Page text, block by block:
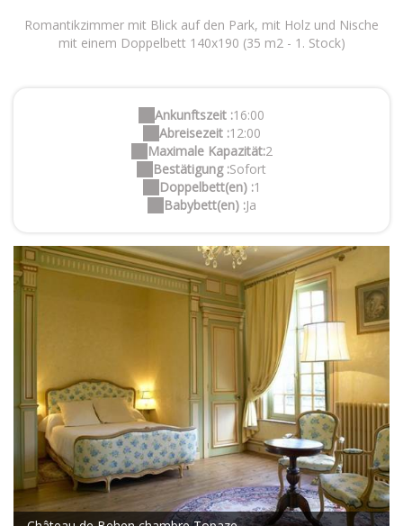
Romantikzimmer mit Blick auf den Park, mit Holz und Nische
mit einem Doppelbett 140x190 (35 m2 - 1. Stock)
Ankunftszeit :16:00
Abreisezeit :12:00
Maximale Kapazität:2
Bestätigung :Sofort
Doppelbett(en) :1
Babybett(en) :Ja